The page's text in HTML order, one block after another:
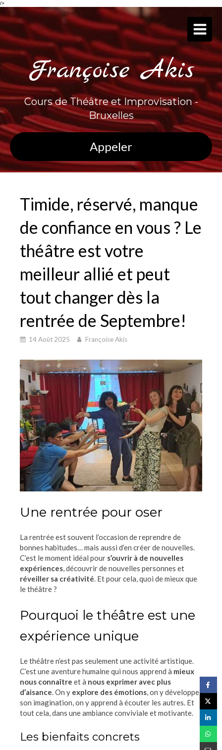
/>
Françoise Akis
Cours de Théâtre et Improvisation -
Bruxelles
Appeler
Timide, réservé, manque
de confiance en vous ? Le
théâtre est votre
meilleur allié et peut
tout changer dès la
rentrée de Septembre!
14 Août 2025 Françoise Akis
Une rentrée pour oser
La rentrée est souvent l’occasion de reprendre de
bonnes habitudes… mais aussi d’en créer de nouvelles.
C’est le moment idéal pour s’ouvrir à de nouvelles
expériences, découvrir de nouvelles personnes et
réveiller sa créativité. Et pour cela, quoi de mieux que
le théâtre ?
Pourquoi le théâtre est une
expérience unique
Le théâtre n’est pas seulement une activité artistique.
C’est une aventure humaine qui nous apprend à mieux
nous connaître et à nous exprimer avec plus
d’aisance. On y explore des émotions, on y développe
son imagination, on y apprend à écouter les autres. Et
tout cela, dans une ambiance conviviale et motivante.
Les bienfaits concrets